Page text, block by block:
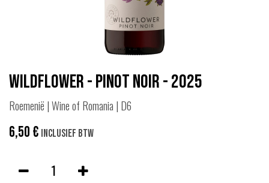
Wildflower - Pinot Noir - 2025
Roemenië | Wine of Romania | D6
6,50€ Inclusief btw